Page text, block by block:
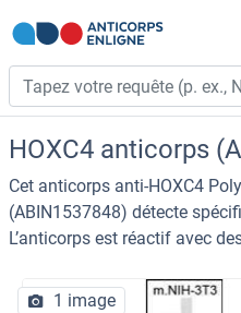
HOXC4 anticorps
Cet anticorps anti-HOXC4
(ABIN1537848) détecte
L’anticorps est réactif avec
1 image